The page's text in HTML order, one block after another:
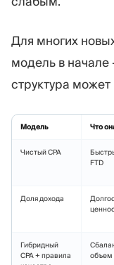
Для многих
модель в начале
структура
Модель Что
Чистый CPA
FTD
Доля дохода
Гибридный
CPA + правила
объем